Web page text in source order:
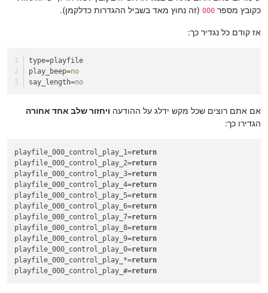
כקובץ מספר 000 (זה נחוץ מאד בשביל ההגדרות כדלקמן).
אז קודם כל נגדיר כך:
type=playfile
play_beep=no
say_length=no
אם אתם רוצים שכל מקש ידלג על ההודעה ויחזור שלב אחד אחורה
הגדירו כך:
playfile_000_control_play_1=return
playfile_000_control_play_2=return
playfile_000_control_play_3=return
playfile_000_control_play_4=return
playfile_000_control_play_5=return
playfile_000_control_play_6=return
playfile_000_control_play_7=return
playfile_000_control_play_8=return
playfile_000_control_play_9=return
playfile_000_control_play_0=return
playfile_000_control_play_*=return
playfile_000_control_play_#=return